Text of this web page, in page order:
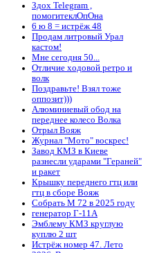
Здох Telegram ,
помогитеклОпОна
6 ю 8 = истрёж 48
Продам литровый Урал
кастом!
Мне сегодня 50...
Отличие ходовой ретро и
волк
Поздравьте! Взял тоже
оппозит)))
Алюминиевый обод на
переднее колесо Волка
Отрыл Вояж
Журнал "Мото" воскрес!
Завод КМЗ в Киеве
разнесли ударами "Гераней"
и ракет
Крышку переднего гтц или
гтц в сборе Вояж
Собрать М 72 в 2025 году
генератор Г-11А
Эмблему КМЗ круглую
куплю 2 шт
Истрёж номер 47. Лето